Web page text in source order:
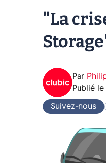
"La
Par
Publié le
Suivez-nous